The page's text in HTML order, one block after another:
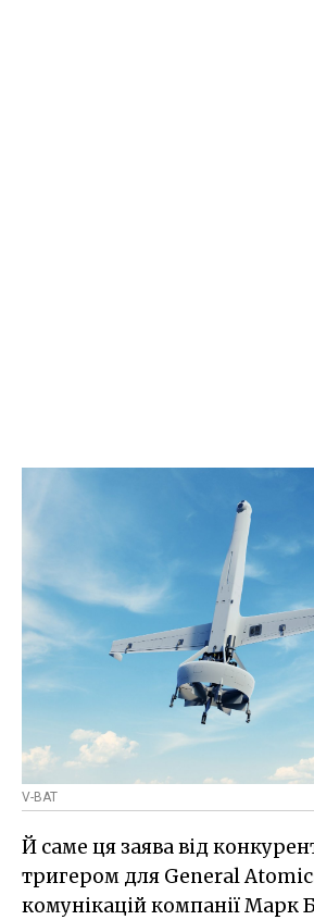
V-BAT
Й саме ця заява від
тригером для General
комунікацій компанії Марк